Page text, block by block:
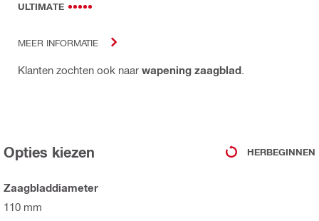
ULTIMATE
MEER INFORMATIE
Klanten zochten ook naar wapening zaagblad
Opties kiezen HERBEGINNEN
Zaagbladdiameter
110 mm